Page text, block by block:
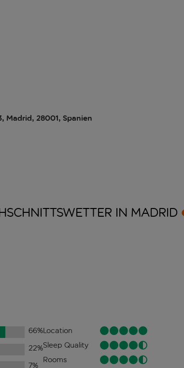
Madrid, 28001, Spanien
IN MADRID
66%
22%
7%
Location
Sleep Quality
Rooms